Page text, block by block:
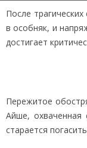
После
в особняк, и
достигает
Пережитое
Айше, охваченная
старается